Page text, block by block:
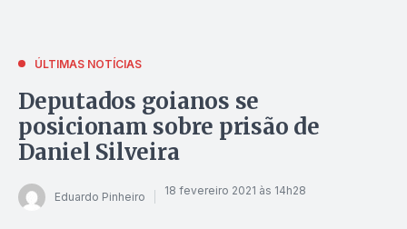
ÚLTIMAS NOTÍCIAS
Deputados goianos se
posicionam sobre prisão de
Daniel Silveira
Eduardo Pinheiro 18 fevereiro 2021 às 14h28